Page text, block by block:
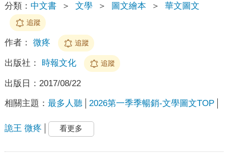
分類： 中文書 ＞ 文學 ＞ 圖文繪本 ＞ 華文圖文
追蹤
作者： 微疼 追蹤
出版社： 時報文化 追蹤
出版日： 2017/08/22
相關主題： 最多人聽 2026第一季季暢銷-文學圖文TOP
詭王 微疼 看更多